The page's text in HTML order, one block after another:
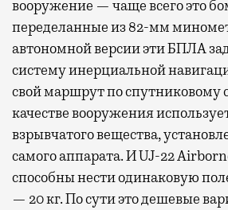
вооружение — чаще всего это
переделанные из 82-мм
автономной версии эти БПЛА
систему инерциальной
свой маршрут по спутниковому
качестве вооружения
взрывчатого вещества,
самого аппарата. И UJ-22
способны нести одинаковую
— 20 кг. По сути это дешевые